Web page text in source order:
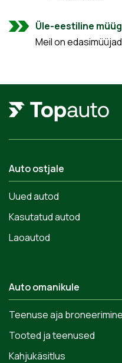
Üle-eestiline
Meil on
Auto ostjale
Uued autod
Kasutatud autod
Laoautod
Auto omanikule
Teenuse aja broneerimine
Tooted ja teenused
Kahjukäsitlus